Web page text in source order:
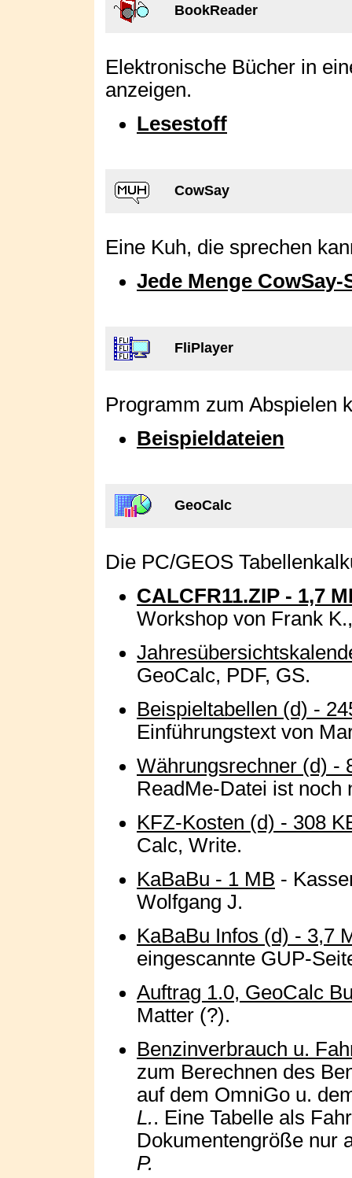
BookReader
Elektronische Bücher in
anzeigen.
Lesestoff
CowSay
Eine Kuh, die sprechen
Jede Menge CowSay-
FliPlayer
Programm zum Abspielen
Beispieldateien
GeoCalc
Die PC/GEOS
CALCFR11.ZIP - 1,7
Workshop von Frank
GeoCalc, PDF, GS.
Beispieltabellen (d) -
Einführungstext von
Währungsrechner (d) -
ReadMe-Datei ist noch
KFZ-Kosten (d) - 308
Calc, Write.
KaBaBu - 1 MB -
Wolfgang J.
KaBaBu Infos (d) - 3,7
eingescannte GUP-
Auftrag 1.0, GeoCalc
Matter (?).
Benzinverbrauch u.
zum Berechnen des
auf dem OmniGo u.
L.. Eine Tabelle als
Dokumentengröße nur
P.